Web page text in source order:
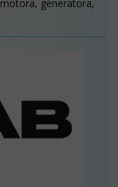
generatora,